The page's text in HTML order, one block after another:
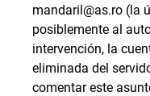
mandaril@as.ro (la
posiblemente al
intervención, la
eliminada del
comentar este